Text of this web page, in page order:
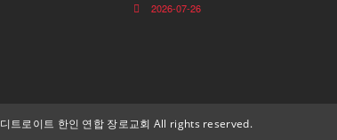
2026-07-26
디트로이트 한인 연합 장로교회 All rights reserved.